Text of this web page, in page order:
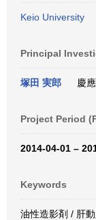
Keio University
Principal
塚田 実郎 慶
Project Period
2014-04-01 –
Keywords
油性造影剤 / 肝